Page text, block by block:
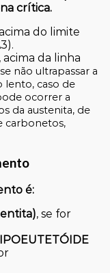
crítica.
do limite
, acima da linha
não ultrapassar a
lento, caso de
ocorrer a
da austenita, de
carbonetos,
é:
, se for